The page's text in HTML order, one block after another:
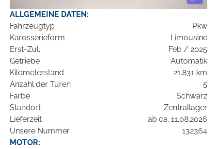
ALLGEMEINE DATEN:
Fahrzeugtyp
Pkw
Karosserieform
Limousine
Erst-Zul.
Feb / 2025
Getriebe
Automatik
Kilometerstand
21.831 km
Anzahl der Türen
5
Farbe
Schwarz
Standort
Zentrallager
Lieferzeit
ab ca. 11.08.2026
Unsere Nummer
132364
MOTOR: